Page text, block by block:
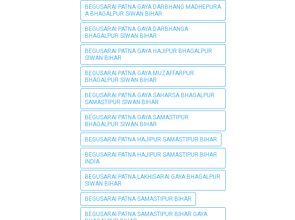
BEGUSARAI PATNA GAYA DARBHANG MADHEPURA
A BHAGALPUR SIWAN BIHAR
BEGUSARAI PATNA GAYA DARBHANGA
BHAGALPUR SIWAN BIHAR
BEGUSARAI PATNA GAYA HAJIPUR BHAGALPUR
SIWAN BIHAR
BEGUSARAI PATNA GAYA MUZAFFARPUR
BHAGALPUR SIWAN BIHAR
BEGUSARAI PATNA GAYA SAHARSA BHAGALPUR
SAMASTIPUR SIWAN BIHAR
BEGUSARAI PATNA GAYA SAMASTIPUR
BHAGALPUR SIWAN BIHAR
BEGUSARAI PATNA HAJIPUR SAMASTIPUR BIHAR
BEGUSARAI PATNA HAJIPUR SAMASTIPUR BIHAR
INDIA
BEGUSARAI PATNA LAKHISARAI GAYA BHAGALPUR
SIWAN BIHAR
BEGUSARAI PATNA SAMASTIPUR BIHAR
BEGUSARAI PATNA SAMASTIPUR BIHAR GAYA